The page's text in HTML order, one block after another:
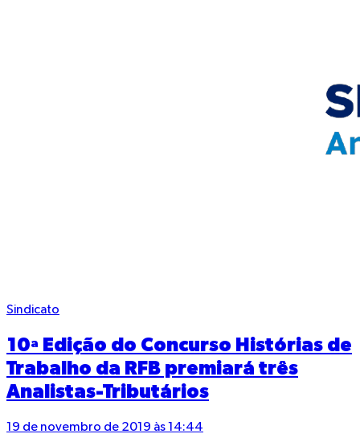
Sindicato
10ª Edição do Concurso Histórias de
Trabalho da RFB premiará três
Analistas-Tributários
19 de novembro de 2019 às 14:44